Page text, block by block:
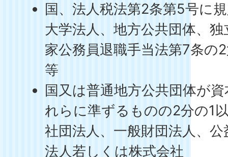
国、法人税法第2条第5号に
大学法人、地方公共団体、
家公務員退職手当法第7条の
等
国又は普通地方公共団体が
れらに準ずるものの2分の1
社団法人、一般財団法人、
法人若しくは株式会社